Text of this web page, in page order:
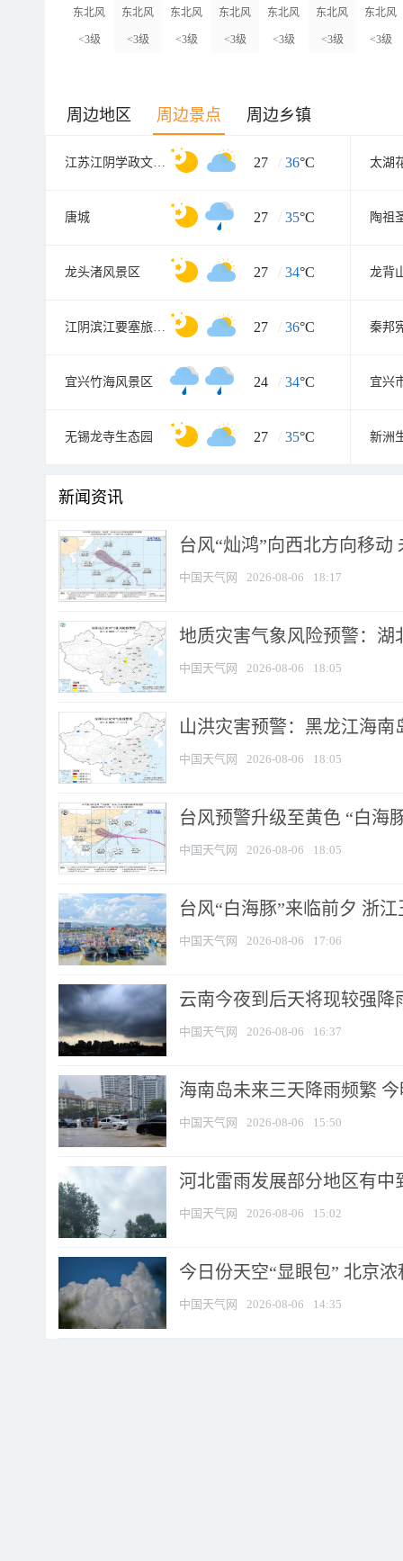
东北风
<3级
东北风
<3级
东北风
<3级
东北风
<3级
东北风
<3级
东北风
<3级
东北风
<3级
周边地区 周边景点 周边乡镇
江苏江阴学政文化旅游区 27 / 36°C 太湖
唐城 27 / 35°C 陶祖
龙头渚风景区 27 / 34°C 龙背
江阴滨江要塞旅游区 27 / 36°C 秦邦
宜兴竹海风景区 24 / 34°C 宜兴
无锡龙寺生态园 27 / 35°C 新洲
新闻资讯
台风“灿鸿”向西北方向移动
中国天气网 2026-08-06 18:17
地质灾害气象风险预警：湖
中国天气网 2026-08-06 18:05
山洪灾害预警：黑龙江海
中国天气网 2026-08-06 18:05
台风预警升级至黄色 “白海
中国天气网 2026-08-06 18:05
台风“白海豚”来临前夕 浙
中国天气网 2026-08-06 17:06
云南今夜到后天将现较强降
中国天气网 2026-08-06 16:37
海南岛未来三天降雨频繁
中国天气网 2026-08-06 15:50
河北雷雨发展部分地区有中
中国天气网 2026-08-06 15:02
今日份天空“显眼包” 北京
中国天气网 2026-08-06 14:35